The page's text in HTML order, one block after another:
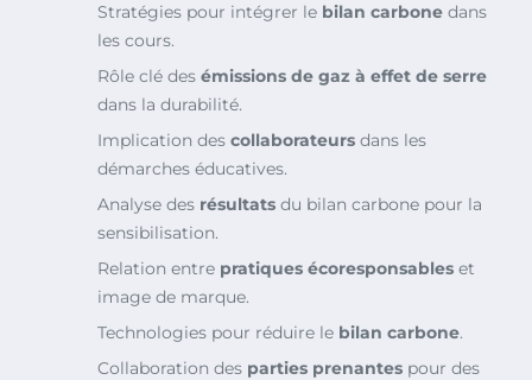
Stratégies pour intégrer le bilan carbone dans
les cours.
Rôle clé des émissions de gaz à effet de serre
dans la durabilité.
Implication des collaborateurs dans les
démarches éducatives.
Analyse des résultats du bilan carbone pour la
sensibilisation.
Relation entre pratiques écoresponsables et
image de marque.
Technologies pour réduire le bilan carbone.
Collaboration des parties prenantes pour des